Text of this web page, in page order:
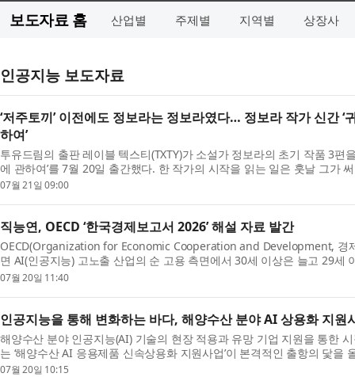
보도자료 홈 산업별 주제별 지역별 상장사
인공지능 보도자료
‘저주토끼’ 이전에도 정보라는 정보라였다… 정보라 작가 신간 ‘
하여’
투유드림의 출판 레이블 텍스티(TXTY)가 소설가 정보라의 초기 작품 3편
에 관하여’를 7월 20일 출간했다. 한 작가의 시작을 읽는 일은 훗날 그가
는 일이기도 하다. 이름을 빼앗긴 여성, 제물로 길...
07월 21일 09:00
직능연, OECD ‘한국경제보고서 2026’ 해설 자료 발간
OECD(Organization for Economic Cooperation and Development, 경
면 AI(인공지능) 고노출 산업의 순 고용 측면에서 30세 이상은 늘고 29세
구원(원장 고혜원)은 7월 7일(화) ‘KRIVET Issue Brief 3...
07월 20일 11:40
인공지능을 통해 변화하는 바다, 해양수산 분야 AI 상용화 지원
해양수산 분야 인공지능(AI) 기술의 현장 적용과 유망 기업 지원을 통한
는 ‘해양수산 AI 응용제품 신속상용화 지원사업’이 본격적인 출항의 닻을
가 주관하는 ‘해양수산 AI 응용제품 신속상용화 지...
07월 20일 10:15